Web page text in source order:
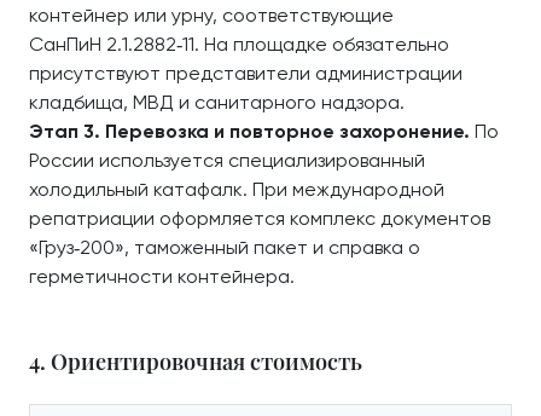
контейнер или урну, соответствующие
СанПиН 2.1.2882‑11. На площадке обязательно
присутствуют представители администрации
кладбища, МВД и санитарного надзора.
Этап 3. Перевозка и повторное захоронение. По
России используется специализированный
холодильный катафалк. При международной
репатриации оформляется комплекс документов
«Груз‑200», таможенный пакет и справка о
герметичности контейнера.
4. Ориентировочная стоимость